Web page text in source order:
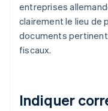
entreprises
clairement le lieu de
documents
fiscaux.
Indiquer